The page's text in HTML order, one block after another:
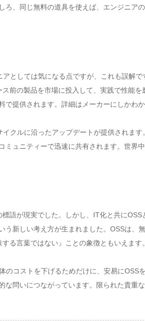
、同じ無料の道具を使えば、エンジニア
としては気になる点ですが、これも誤解で
前の製品を市場に投入して、実践で性能を
提供されます。詳細はメーカーにしかわ
クルに沿ったアップデートが提供されま
ュニティーで迅速に共有されます。世界
語が現実でした。しかし、IT化と共にOSS
新しい考え方が生まれました。OSSは、
る言葉ではない』ことの象徴ともいえます
コストを下げるためだけに、安易にOSS
問いにつながっています。限られた貴重